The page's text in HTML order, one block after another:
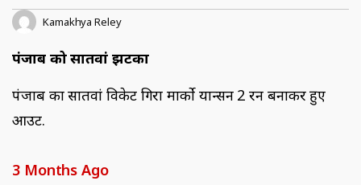
Kamakhya Reley
पंजाब को सातवां झटका
पंजाब का सातवां विकेट गिरा मार्को यान्सन 2 रन बनाकर हुए
आउट.
3 Months Ago